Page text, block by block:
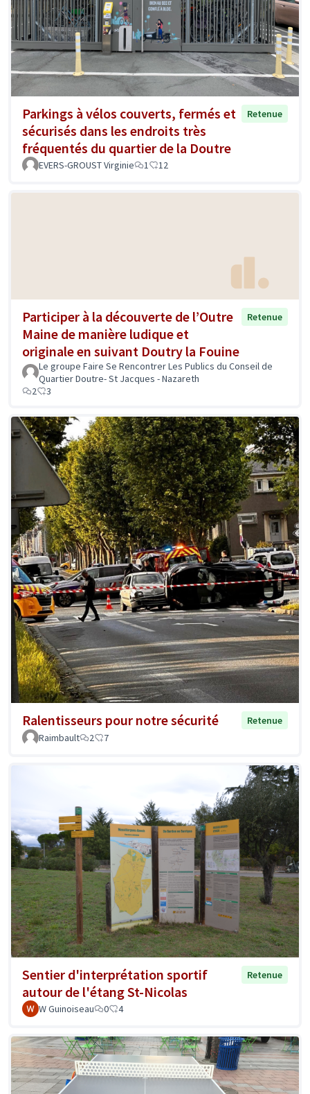
Parkings à vélos couverts, fermés et
sécurisés dans les endroits très
fréquentés du quartier de la Doutre
Retenue
EVERS-GROUST Virginie 1 12
Participer à la découverte de l’Outre
Maine de manière ludique et
originale en suivant Doutry la Fouine
Retenue
Le groupe Faire Se Rencontrer Les Publics du Conseil de
Quartier Doutre- St Jacques - Nazareth
2
3
Ralentisseurs pour notre sécurité
Retenue
Raimbault
2 7
Sentier d'interprétation sportif
autour de l'étang St-Nicolas
Retenue
W Guinoiseau 0 4